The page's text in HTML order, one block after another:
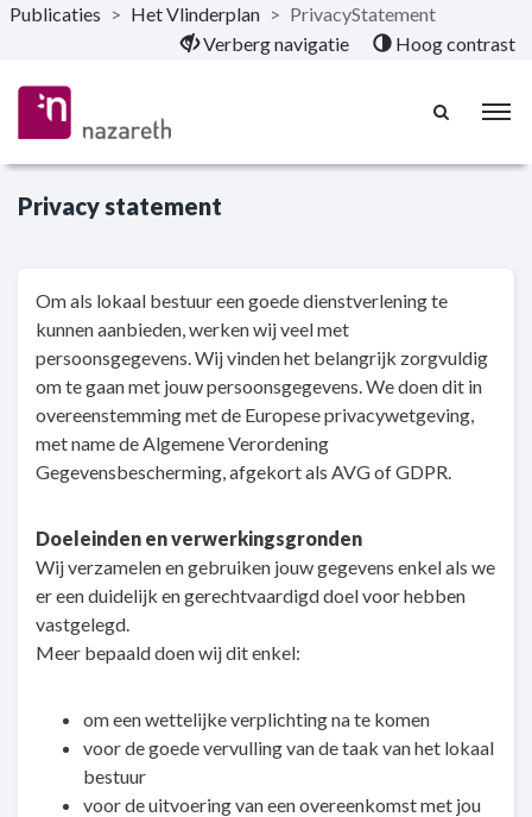
Naar hoofdinhoud
Publicaties > Het Vlinderplan > PrivacyStatement
Verberg navigatie
Hoog contrast
Privacy statement
Om als lokaal bestuur een goede dienstverlening te
kunnen aanbieden, werken wij veel met
persoonsgegevens. Wij vinden het belangrijk zorgvuldig
om te gaan met jouw persoonsgegevens. We doen dit in
overeenstemming met de Europese privacywetgeving,
met name de Algemene Verordening
Gegevensbescherming, afgekort als AVG of GDPR.
Doeleinden en verwerkingsgronden
Wij verzamelen en gebruiken jouw gegevens enkel als we
er een duidelijk en gerechtvaardigd doel voor hebben
vastgelegd.
Meer bepaald doen wij dit enkel:
om een wettelijke verplichting na te komen
voor de goede vervulling van de taak van het lokaal
bestuur
voor de uitvoering van een overeenkomst met jou